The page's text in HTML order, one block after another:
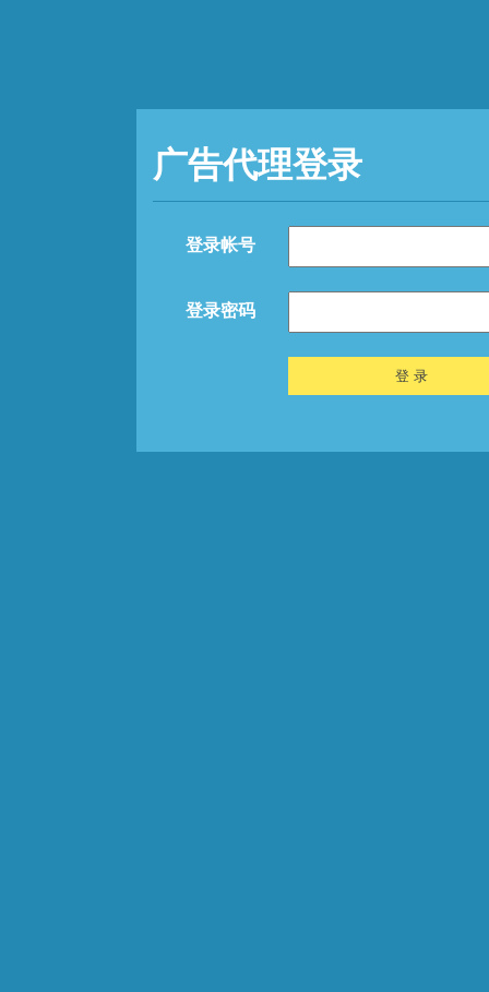
广告代理登录
登录帐号
登录密码